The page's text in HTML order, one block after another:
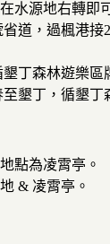
水源地右轉即
道，過楓港
丁森林遊樂
墾丁，循墾
點為凌霄亭。
& 凌霄亭。